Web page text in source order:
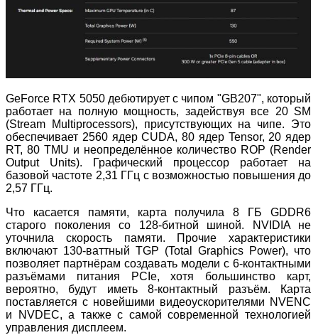
GeForce RTX 5050 дебютирует с чипом "GB207", который
работает на полную мощность, задействуя все 20 SM
(Stream Multiprocessors), присутствующих на чипе. Это
обеспечивает 2560 ядер CUDA, 80 ядер Tensor, 20 ядер
RT, 80 TMU и неопределённое количество ROP (Render
Output Units). Графический процессор работает на
базовой частоте 2,31 ГГц с возможностью повышения до
2,57 ГГц.
Что касается памяти, карта получила 8 ГБ GDDR6
старого поколения со 128-битной шиной. NVIDIA не
уточнила скорость памяти. Прочие характеристики
включают 130-ваттный TGP (Total Graphics Power), что
позволяет партнёрам создавать модели с 6-контактными
разъёмами питания PCIe, хотя большинство карт,
вероятно, будут иметь 8-контактный разъём. Карта
поставляется с новейшими видеоускорителями NVENC
и NVDEC, а также с самой современной технологией
управления дисплеем.